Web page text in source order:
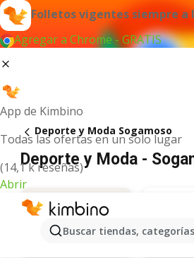
Folletos vigentes siempre a
Agregar a Chrome - GRATIS
App de Kimbino
Todas las ofertas en un solo lugar
(14,1 k reseñas)
Abrir
Buscar tiendas,
Deporte y Moda Sogamoso
Deporte y Moda -